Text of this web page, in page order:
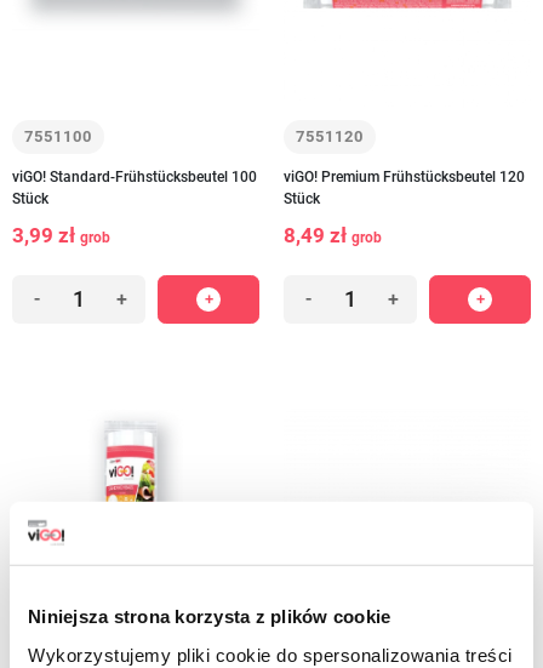
Niniejsza strona korzysta z plików cookie
Wykorzystujemy pliki cookie do spersonalizowania treści
7551100
viGO! Standard-Frühstücksbeutel 100
Stück
3,99 zł grob
- +
7551120
viGO! Premium Frühstücksbeutel 120
Stück
8,49 zł grob
- +